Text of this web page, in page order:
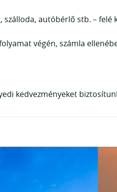
és/vagy (angol nyelvű)
szálloda, autóbérlő stb. – felé
végén, számla
kedvezményeket